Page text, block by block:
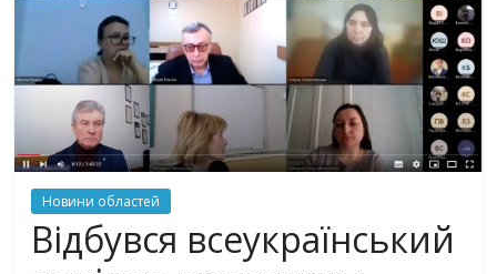
Новини областей
Відбувся всеукраїнський